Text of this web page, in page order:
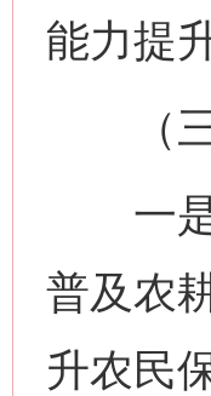
能力提
（三
一是
普及农
升农民